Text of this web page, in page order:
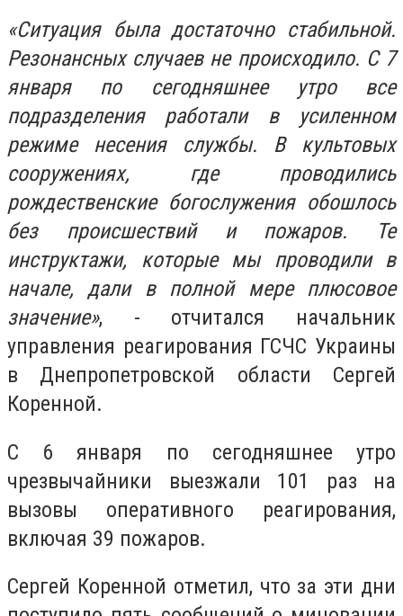
«Ситуация была достаточно стабильной.
Резонансных случаев не происходило. С 7
января по сегодняшнее утро все
подразделения работали в усиленном
режиме несения службы. В культовых
сооружениях, где проводились
рождественские богослужения обошлось
без происшествий и пожаров. Те
инструктажи, которые мы проводили в
начале, дали в полной мере плюсовое
значение», - отчитался начальник
управления реагирования ГСЧС Украины
в Днепропетровской области Сергей
Коренной.
С 6 января по сегодняшнее утро
чрезвычайники выезжали 101 раз на
вызовы оперативного реагирования,
включая 39 пожаров.
Сергей Коренной отметил, что за эти дни